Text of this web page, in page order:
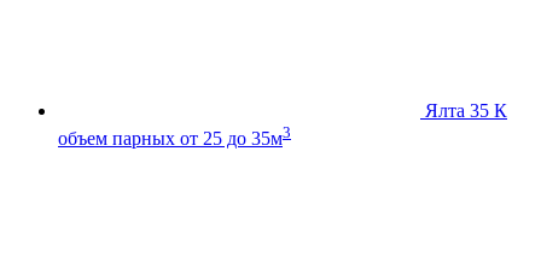
Ялта 35 К
объем парных от 25 до 35м3